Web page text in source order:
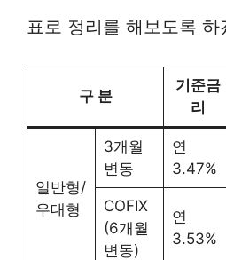
표로 정리를 해보도록 하
구 분
기준금
리
일반형/
우대형
3개월
변동
연
3.47%
COFIX
(6개월
변동)
연
3.53%